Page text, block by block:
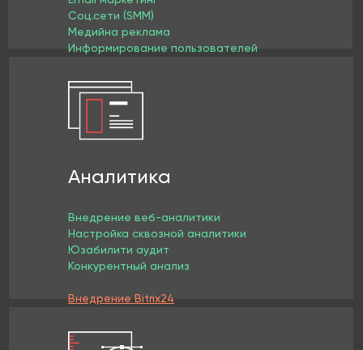
Соц.сети (SMM)
Медийна реклама
Информирование пользователей
Аналитика
Внедрение веб-аналитики
Настройка сквозной аналитики
Юзабилити аудит
Конкурентный анализ
Внедрение Bitrix24